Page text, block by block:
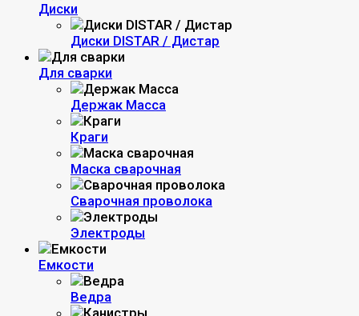
Диски
Диски DISTAR / Дистар
Для сварки
Держак Масса
Краги
Маска сварочная
Сварочная проволока
Электроды
Емкости
Ведра